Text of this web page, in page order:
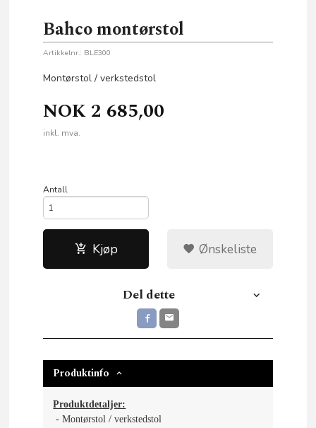
Bahco montørstol
Artikkelnr.: BLE300
Montørstol / verkstedstol
NOK 2 685,00
inkl. mva.
Antall
Kjøp Ønskeliste
Del dette
Produktinfo
Produktdetaljer:
- Montørstol / verkstedstol